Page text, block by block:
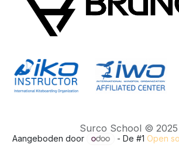
Surco School © 2025
Aangeboden door - De #1Open